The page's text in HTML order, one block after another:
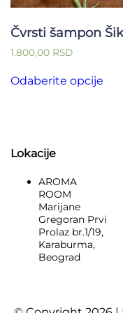
Čvrsti šampon
1.800,00 RSD
Odaberite opcije
Lokacije
AROMA
ROOM
Marijane
Gregoran Prvi
Prolaz br.1/19,
Karaburma,
Beograd